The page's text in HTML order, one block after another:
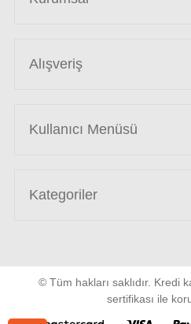
Alışveriş
Kullanıcı Menüsü
Kategoriler
© Tüm hakları saklıdır. Kredi
sertifikası ile